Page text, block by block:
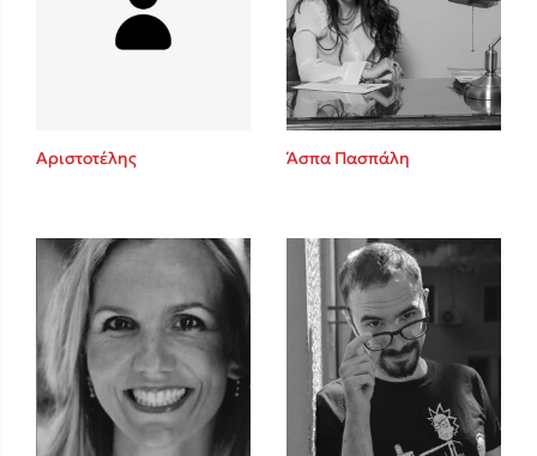
Αριστοτέλης Άσπα Πασπάλη